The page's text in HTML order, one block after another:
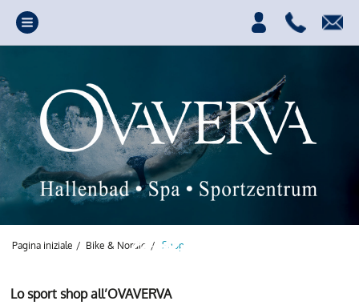
Pagina iniziale / Bike & Nordic / Shop
Lo sport shop all’OVAVERVA